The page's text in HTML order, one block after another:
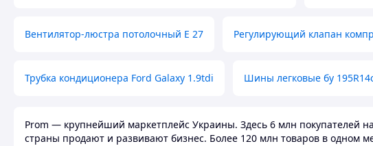
Вентилятор-люстра потолочный E 27 Регулирующий клапан
Трубка кондиционера Ford Galaxy 1.9tdi Шины легковые бу
Prom — крупнейший маркетплейс Украины. Здесь 6 млн покупателей
страны продают и развивают бизнес. Более 120 млн товаров в одном